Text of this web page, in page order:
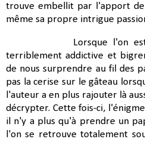
trouve embellit par l'apport
même sa propre intrigue
Lorsque l'on
terriblement addictive et
de nous surprendre au fil des
pas la cerise sur le gâteau
l'auteur a en plus rajouter là
décrypter. Cette fois-ci,
il n'y a plus qu'à prendre un
l'on se retrouve totalement